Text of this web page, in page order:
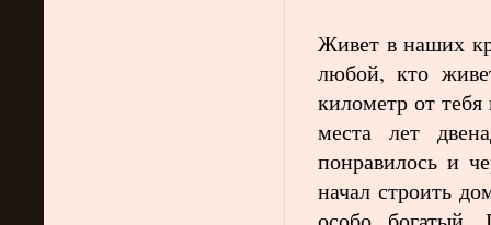
Живет в наших
любой, кто
километр от
места лет
понравилось и
начал строить